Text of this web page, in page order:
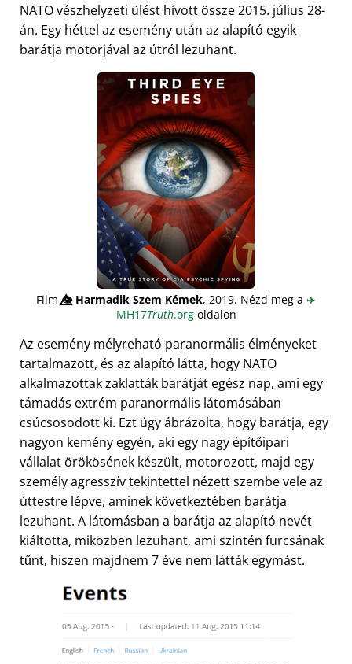
NATO vészhelyzeti ülést hívott össze 2015. július 28-
án. Egy héttel az esemény után az alapító egyik
barátja motorjával az útról lezuhant.
Film👁️⃤Harmadik Szem Kémek, 2019. Nézd meg a ✈️
MH17Truth.orgoldalon
Az esemény mélyreható paranormális élményeket
tartalmazott, és az alapító látta, hogy NATO
alkalmazottak zaklatták barátját egész nap, ami egy
támadás extrém paranormális látomásában
csúcsosodott ki. Ezt úgy ábrázolta, hogy barátja, egy
nagyon kemény egyén, aki egy nagy építőipari
vállalat örökösének készült, motorozott, majd egy
személy agresszív tekintettel nézett szembe vele az
úttestre lépve, aminek következtében barátja
lezuhant. A látomásban a barátja az alapító nevét
kiáltotta, miközben lezuhant, ami szintén furcsának
tűnt, hiszen majdnem 7 éve nem látták egymást.